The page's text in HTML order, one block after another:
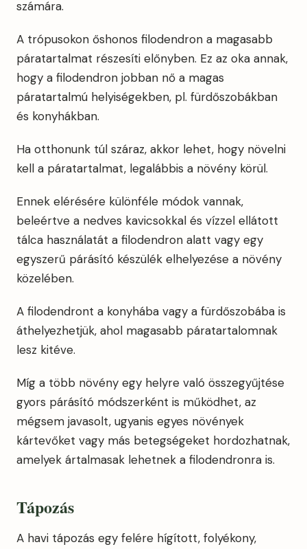
számára.
A trópusokon őshonos filodendron a magasabb
páratartalmat részesíti előnyben. Ez az oka annak,
hogy a filodendron jobban nő a magas
páratartalmú helyiségekben, pl. fürdőszobákban
és konyhákban.
Ha otthonunk túl száraz, akkor lehet, hogy növelni
kell a páratartalmat, legalábbis a növény körül.
Ennek elérésére különféle módok vannak,
beleértve a nedves kavicsokkal és vízzel ellátott
tálca használatát a filodendron alatt vagy egy
egyszerű párásító készülék elhelyezése a növény
közelében.
A filodendront a konyhába vagy a fürdőszobába is
áthelyezhetjük, ahol magasabb páratartalomnak
lesz kitéve.
Míg a több növény egy helyre való összegyűjtése
gyors párásító módszerként is működhet, az
mégsem javasolt, ugyanis egyes növények
kártevőket vagy más betegségeket hordozhatnak,
amelyek ártalmasak lehetnek a filodendronra is.
Tápozás
A havi tápozás egy felére hígított, folyékony,